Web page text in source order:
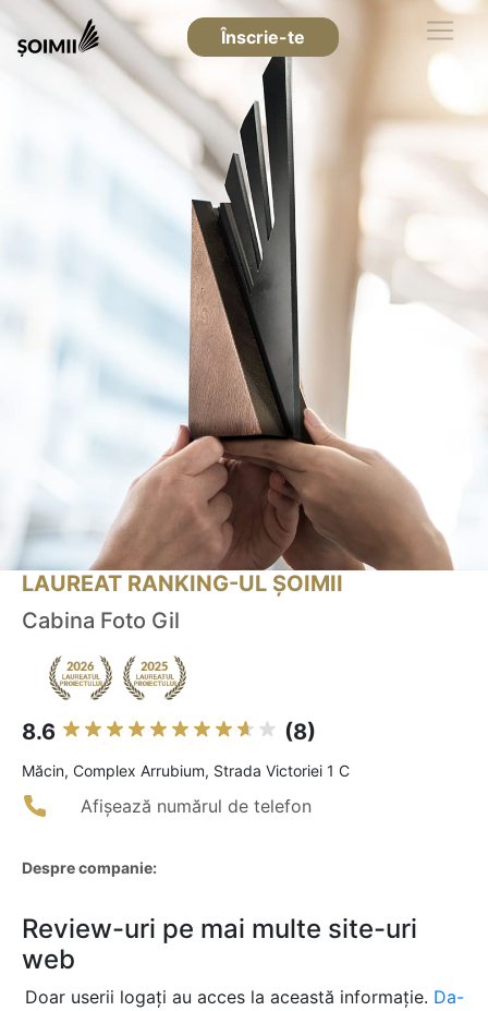
Înscrie-te
LAUREAT RANKING-UL ȘOIMII
Cabina Foto Gil
8.6 (8)
Măcin, Complex Arrubium, Strada Victoriei 1 C
Afișează numărul de telefon
Despre companie:
Review-uri pe mai multe site-uri
web
Doar userii logați au acces la această informație. Da-